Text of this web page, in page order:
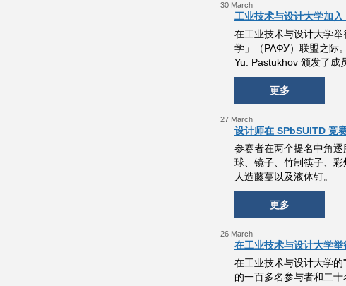
30 March
工业技术与设计大学加
在工业技术与设计大学
学」（РАФУ）联盟之际
Yu. Pastukhov 颁发了成
更多
27 March
设计师在 SPbSUITD 竞
参赛者在两个提名中角
球、镜子、竹制筷子、
人造藤蔓以及液体钉。
更多
26 March
在工业技术与设计大学
在工业技术与设计大学
的一百多名参与者和二十